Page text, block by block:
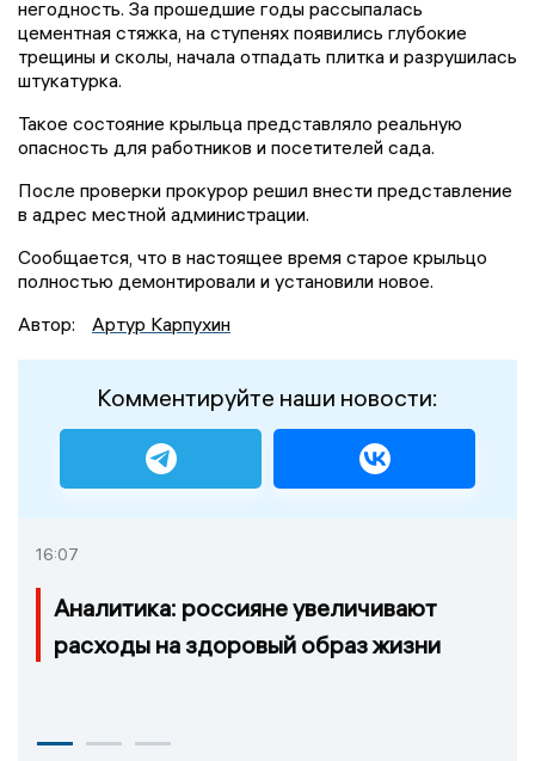
негодность. За прошедшие годы рассыпалась
цементная стяжка, на ступенях появились глубокие
трещины и сколы, начала отпадать плитка и разрушилась
штукатурка.
Такое состояние крыльца представляло реальную
опасность для работников и посетителей сада.
После проверки прокурор решил внести представление
в адрес местной администрации.
Сообщается, что в настоящее время старое крыльцо
полностью демонтировали и установили новое.
Автор:
Артур Карпухин
Комментируйте наши новости:
16:07
Аналитика: россияне увеличивают
расходы на здоровый образ жизни